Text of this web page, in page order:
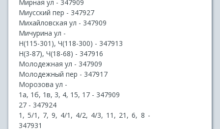
Мирная ул - 347909
Миусский пер - 347927
Михайловская ул - 347909
Мичурина ул -
Н(115-301), Ч(118-300) - 347913
Н(3-87), Ч(18-68) - 347916
Молодежная ул - 347909
Молодежный пер - 347917
Морозова ул -
1а, 1б, 1в, 3, 4, 15, 17 - 347909
27 - 347924
1, 5/1, 7, 9, 4/1, 4/2, 4/3, 11, 21, 6, 8 -
347931